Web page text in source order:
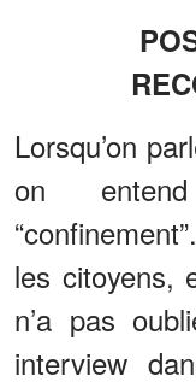
Lorsqu’on
on
les citoyens,
n’a pas
interview